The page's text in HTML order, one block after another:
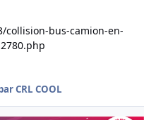
collision-bus-camion-en-
CRL COOL